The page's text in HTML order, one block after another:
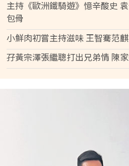
主持《歐洲鐵騎遊》憶辛酸史
包骨
小鮮肉初嘗主持滋味 王智騫范
孖黃宗澤張繼聰打出兄弟情 陳